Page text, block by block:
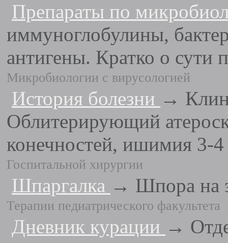
Препараты по
иммуноглобулины,
антигены. Кратко о сути
Микробиологии с вирусологией
История болезни →
Облитерирующий
конечностей, ишимия 3-
Госпитальной хирургии
Шпаргалка → Шпора на
Терапии педиатрического факультета
Дневник курации →